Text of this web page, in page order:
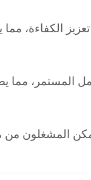
الكفاءة،
المستمر، مما
المشغلون من